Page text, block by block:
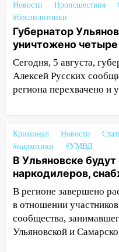
05:30 Астрологи
опасный день
знак 5 августа
23:27
капремонт школы
21:01 Ульяновцев
кровь: День
20:17
неделю подряд
низкие цены на
19:33 Коровы-
Ульяновской
Новости Происшествия
#беспилотники
Губернатор
уничтожено четыре
Сегодня, 5 августа,
Алексей Русских
региона перехвачено и
Криминал Новости
#наркотики
#УМВД
В Ульяновске
наркодилеров,
В регионе завершено
в отношении
сообщества,
Ульяновской и